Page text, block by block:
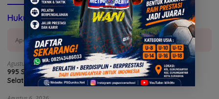
Hukum & Kriminal
Aparat Penegak Hukum
Agustus 6, 2026
995 Senjata Api Ditemukan di Sekolah Swasta di Jakarta
Selatan